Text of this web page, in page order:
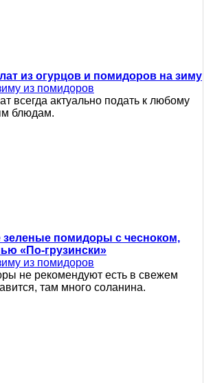
из огурцов и помидоров на зиму
из помидоров
всегда актуально подать к любому
блюдам.
помидоры с чесноком,
«По-грузински»
из помидоров
не рекомендуют есть в свежем
там много соланина.